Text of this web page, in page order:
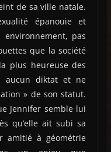
de sa ville natale.
épanouie et
environnement, pas
que la société
plus heureuse des
aucun diktat et ne
» de son statut.
Jennifer semble lui
qu’elle ait subi sa
amitié à géométrie